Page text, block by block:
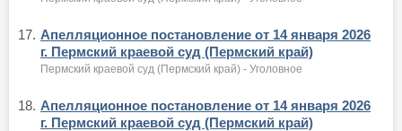
17. Апелляционное постановление от 14 января 2026
г. Пермский краевой суд (Пермский край)
Пермский краевой суд (Пермский край) - Уголовное
18. Апелляционное постановление от 14 января 2026
г. Пермский краевой суд (Пермский край)